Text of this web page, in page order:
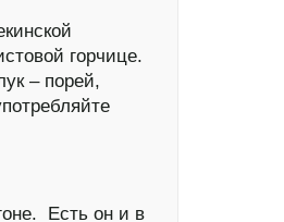
горчице.
– порей,
Есть он и в